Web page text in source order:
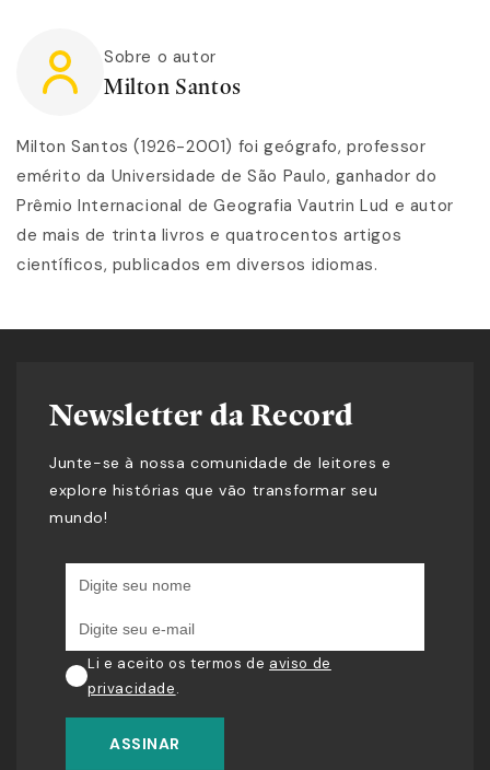
Sobre o autor
Milton Santos
Milton Santos (1926-2001) foi geógrafo, professor
emérito da Universidade de São Paulo, ganhador do
Prêmio Internacional de Geografia Vautrin Lud e autor
de mais de trinta livros e quatrocentos artigos
científicos, publicados em diversos idiomas.
Newsletter da Record
Junte-se à nossa comunidade de leitores e
explore histórias que vão transformar seu
mundo!
Li e aceito os termos de aviso de
privacidade.
ASSINAR